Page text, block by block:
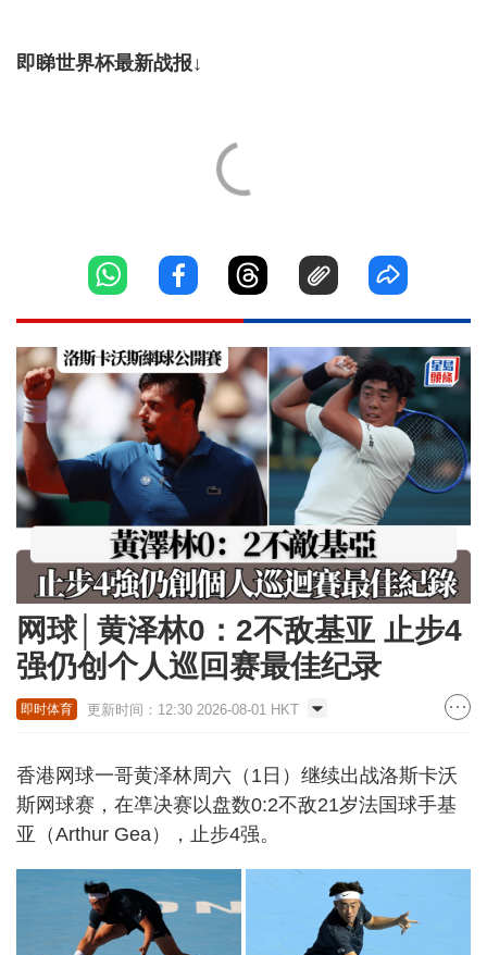
即睇世界杯最新战报↓
网球│黄泽林0：2不敌基亚 止步4
强仍创个人巡回赛最佳纪录
即时体育 更新时间：12:30 2026-08-01 HKT
香港网球一哥黄泽林周六（1日）继续出战洛斯卡沃
斯网球赛，在凖决赛以盘数0:2不敌21岁法国球手基
亚（Arthur Gea），止步4强。